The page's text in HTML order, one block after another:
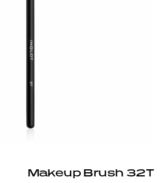
Makeup Brush 32T